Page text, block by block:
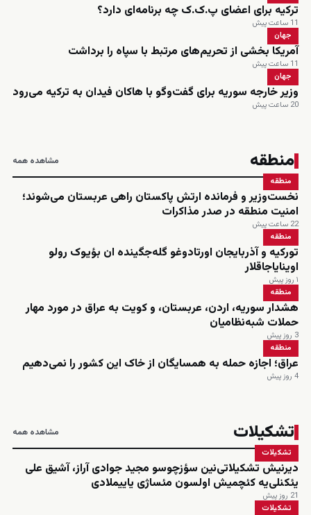
ترکیه برای اعضای پ.ک.ک چه برنامه‌ای دارد؟
11 ساعت پیش
جهان
آمریکا بخشی از تحریم‌های مرتبط با سپاه را برداشت
11 ساعت پیش
جهان
وزیر خارجه سوریه برای گفت‌وگو با هاکان فیدان به ترکیه می‌رود
20 ساعت پیش
منطقه مشاهده همه
منطقه
نخست‌وزیر و فرمانده ارتش پاکستان راهی عربستان می‌شوند؛
امنیت منطقه در صدر مذاکرات
22 ساعت پیش
منطقه
تورکیه و آذربایجان اورتادوغو گله‌جگینده ان بؤیوک رولو
اوینایاجاقلار
۱ روز پیش
منطقه
هشدار سوریه، اردن، عربستان، و کویت به عراق در مورد مهار
حملات شبه‌نظامیان
3 روز پیش
منطقه
عراق؛ اجازه حمله به همسایگان از خاک این کشور را نمی‌دهیم
4 روز پیش
تشکیلات مشاهده همه
تشکیلات
دیرنیش تشکیلاتی‌نین سؤزچوسو مجید جوادی آراز، آشیق علی
یئکنلی‌یه کئچمیش اولسون مئساژی یاییملادی
21 روز پیش
تشکیلات